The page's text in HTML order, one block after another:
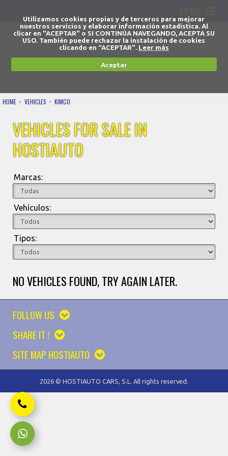
Utilizamos cookies propias y de terceros para mejorar
nuestros servicios y elaborar información estadística. Al
clicar en "ACEPTAR" o SI CONTINÚA NAVEGANDO, ACEPTA SU
USO. También puede rechazar la instalación de cookies
clicando en “ACEPTAR". Leer más
Aceptar
HOME VEHICLES KIMCO
VEHICLES FOR SALE IN
HOSTIAUTO
Marcas:
Vehículos:
Tipos:
NO VEHICLES FOUND, TRY AGAIN LATER.
FOLLOW US
SHARE IT !
SITE MAP HOSTIAUTO
2026 © HOSTIAUTO CARS, S.L. All rights reserved.